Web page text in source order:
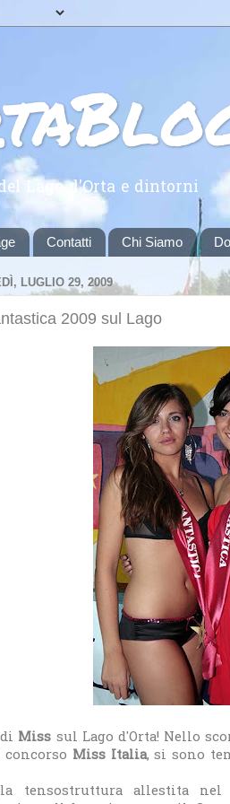
del Lago d'Orta e dintorni
Contatti Chi Siamo
LUGLIO 29, 2009
2009 sul Lago
Miss sul Lago d'Orta! Nello
Miss Italia, si sono
la tensostruttura allestita